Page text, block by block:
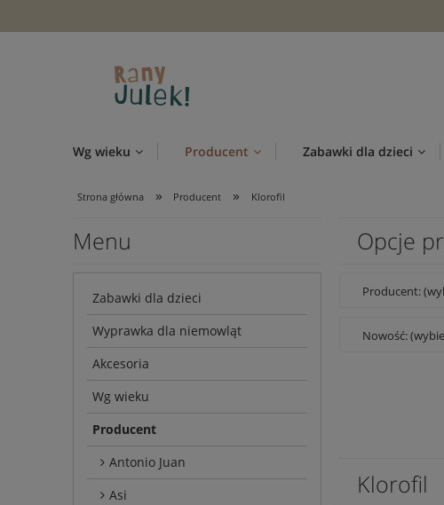
Wg wieku Producent Zabawki dla dzieci
Strona główna » Producent » Klorofil
Menu
Zabawki dla dzieci
Wyprawka dla niemowląt
Akcesoria
Wg wieku
Producent
Antonio Juan
Asi
Opcje
Producent:
Nowość:
Klorofil